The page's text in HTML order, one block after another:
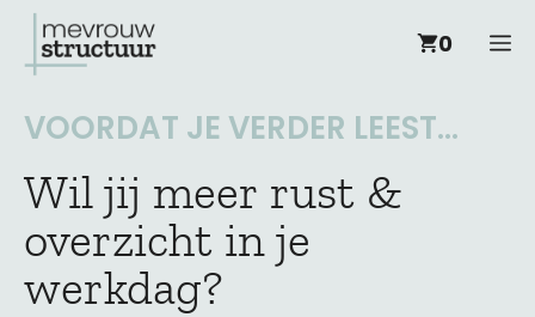
naar
0
VOORDAT JE VERDER LEEST...
Wil jij meer rust &
overzicht in je
werkdag?